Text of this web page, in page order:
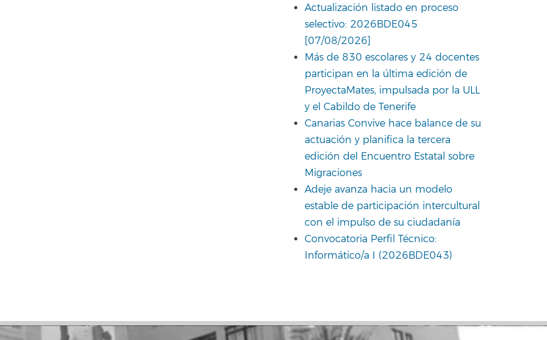
Actualización listado en proceso
selectivo: 2026BDE045
[07/08/2026]
Más de 830 escolares y 24 docentes
participan en la última edición de
ProyectaMates, impulsada por la ULL
y el Cabildo de Tenerife
Canarias Convive hace balance de su
actuación y planifica la tercera
edición del Encuentro Estatal sobre
Migraciones
Adeje avanza hacia un modelo
estable de participación intercultural
con el impulso de su ciudadanía
Convocatoria Perfil Técnico:
Informático/a I (2026BDE043)